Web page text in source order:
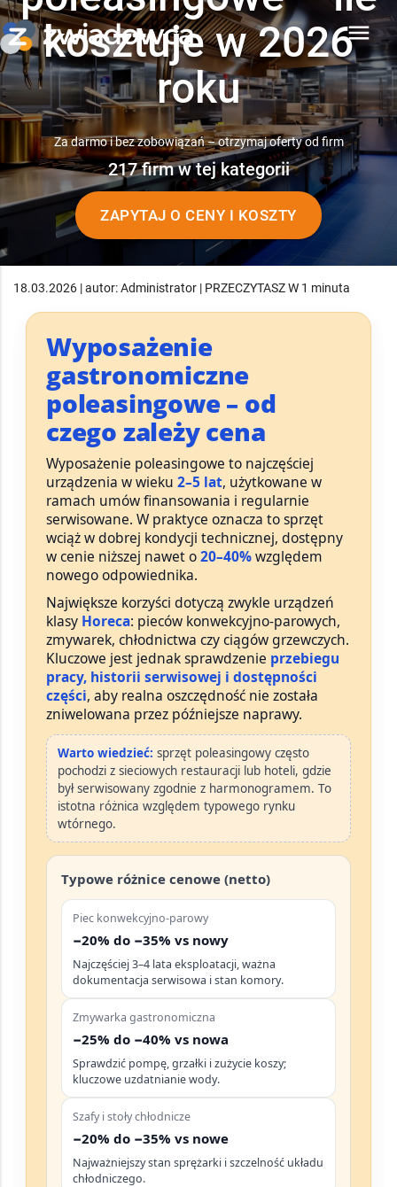
menu
kosztuje w 2026
roku
Za darmo i bez zobowiązań – otrzymaj oferty od firm
217 firm w tej kategorii
ZAPYTAJ O CENY I KOSZTY
18.03.2026 | autor: Administrator | PRZECZYTASZ W 1 minuta
Wyposażenie
gastronomiczne
poleasingowe – od
czego zależy cena
Wyposażenie poleasingowe to najczęściej
urządzenia w wieku 2–5 lat, użytkowane w
ramach umów finansowania i regularnie
serwisowane. W praktyce oznacza to sprzęt
wciąż w dobrej kondycji technicznej, dostępny
w cenie niższej nawet o20–40%względem
nowego odpowiednika.
Największe korzyści dotyczą zwykle urządzeń
klasy Horeca: pieców konwekcyjno-parowych,
zmywarek, chłodnictwa czy ciągów grzewczych.
Kluczowe jest jednak sprawdzenie przebiegu
pracy, historii serwisowej i dostępności
części, aby realna oszczędność nie została
zniwelowana przez późniejsze naprawy.
Warto wiedzieć: sprzęt poleasingowy często
pochodzi z sieciowych restauracji lub hoteli, gdzie
był serwisowany zgodnie z harmonogramem. To
istotna różnica względem typowego rynku
wtórnego.
Typowe różnice cenowe (netto)
Piec konwekcyjno-parowy
−20% do −35% vs nowy
Najczęściej 3–4 lata eksploatacji, ważna
dokumentacja serwisowa i stan komory.
Zmywarka gastronomiczna
−25% do −40% vs nowa
Sprawdzić pompę, grzałki i zużycie koszy;
kluczowe uzdatnianie wody.
Szafy i stoły chłodnicze
−20% do −35% vs nowe
Najważniejszy stan sprężarki i szczelność układu
chłodniczego.